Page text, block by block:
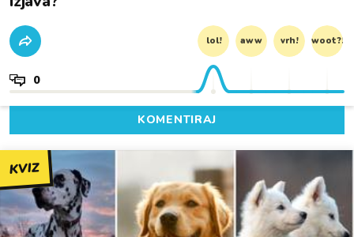
lol! aww vrh! woot?!
0
KOMENTIRAJ
KVIZ